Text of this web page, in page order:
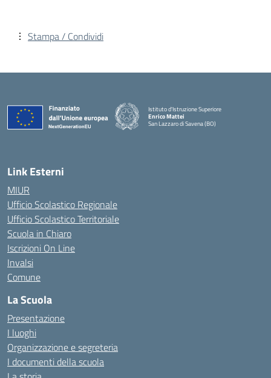
Stampa / Condividi
Istituto d'Istruzione Superiore
Enrico Mattei
San Lazzaro di Savena (BO)
Link Esterni
MIUR
Ufficio Scolastico Regionale
Ufficio Scolastico Territoriale
Scuola in Chiaro
Iscrizioni On Line
Invalsi
Comune
La Scuola
Presentazione
I luoghi
Organizzazione e segreteria
I documenti della scuola